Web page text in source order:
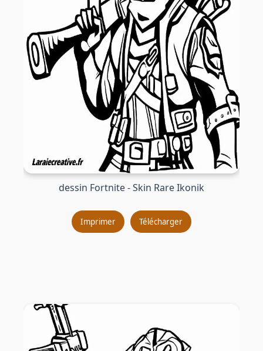
dessin Fortnite - Skin Rare Ikonik
Imprimer Télécharger